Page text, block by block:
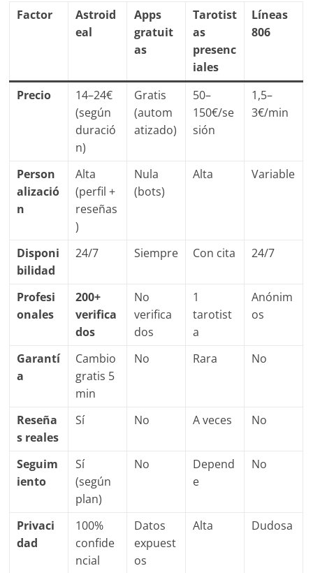
Factor
Astroid
eal
Apps
gratuit
as
Tarotist
as
presenc
iales
Líneas
806
Precio
14–24€
(según
duració
n)
Gratis
(autom
atizado)
50–
150€/se
sión
1,5–
3€/min
Person
alizació
n
Alta
(perfil +
reseñas
)
Nula
(bots)
Alta Variable
Disponi
bilidad
24/7 Siempre Con cita 24/7
Profesi
onales
200+
verifica
dos
No
verifica
dos
1
tarotist
a
Anónim
os
Garantí
a
Cambio
gratis 5
min
No Rara No
Reseña
s reales
Sí No A veces No
Seguim
iento
Sí
(según
plan)
No
Depend
e
No
Privaci
dad
100%
confide
ncial
Datos
expuest
os
Alta Dudosa